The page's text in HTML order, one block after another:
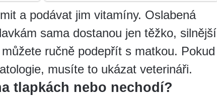
a podávat jim vitamíny. Oslabená
sama dostanou jen těžko, silnější
ručně podepřít s matkou. Pokud
musíte to ukázat veterináři.
tlapkách nebo nechodí?